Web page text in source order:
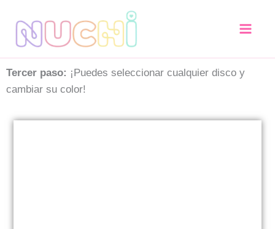
contenido
Tercer paso: ¡Puedes seleccionar cualquier disco y
cambiar su color!